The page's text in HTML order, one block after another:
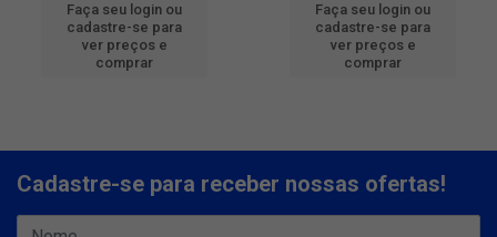
Faça seu login ou
cadastre-se para
ver preços e
comprar
Faça seu login ou
cadastre-se para
ver preços e
comprar
Cadastre-se para receber nossas ofertas!